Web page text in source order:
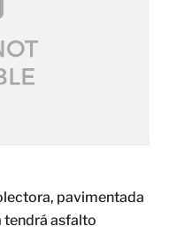
pavimentada
tendrá asfalto